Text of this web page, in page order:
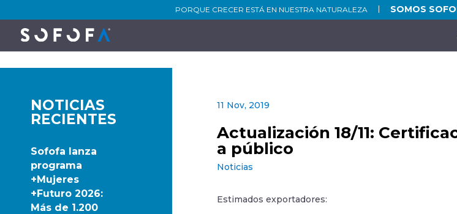
PORQUE CRECER ESTÁ EN NUESTRA NATURALEZA SOMOS
NOTICIAS
RECIENTES
Sofofa lanza
programa
+Mujeres
+Futuro 2026:
Más de 1.200
11 Nov, 2019
Actualización 18/11:
a público
Noticias
Estimados exportadores: